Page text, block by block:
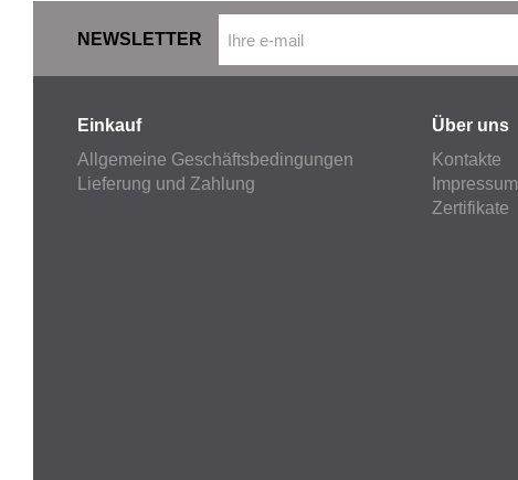
NEWSLETTER
Einkauf
Allgemeine Geschäftsbedingungen
Lieferung und Zahlung
Über uns
Kontakte
Impressum
Zertifikate